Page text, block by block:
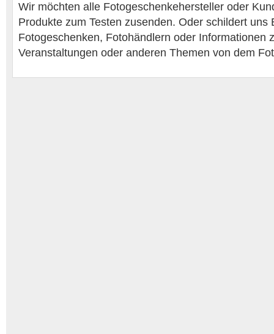
Wir möchten alle Fotogeschenkehersteller oder
Produkte zum Testen zusenden. Oder schildert uns
Fotogeschenken, Fotohändlern oder Informationen
Veranstaltungen oder anderen Themen von dem